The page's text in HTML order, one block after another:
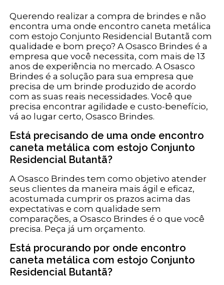
Querendo realizar a compra de brindes e não
encontra uma onde encontro caneta metálica
com estojo Conjunto Residencial Butantã com
qualidade e bom preço? A Osasco Brindes é a
empresa que você necessita, com mais de 13
anos de experiência no mercado. A Osasco
Brindes é a solução para sua empresa que
precisa de um brinde produzido de acordo
com as suas reais necessidades. Você que
precisa encontrar agilidade e custo-benefício,
vá ao lugar certo, Osasco Brindes.
Está precisando de uma onde encontro
caneta metálica com estojo Conjunto
Residencial Butantã?
A Osasco Brindes tem como objetivo atender
seus clientes da maneira mais ágil e eficaz,
acostumada cumprir os prazos acima das
expectativas e com qualidade sem
comparações, a Osasco Brindes é o que você
precisa. Peça já um orçamento.
Está procurando por onde encontro
caneta metálica com estojo Conjunto
Residencial Butantã?